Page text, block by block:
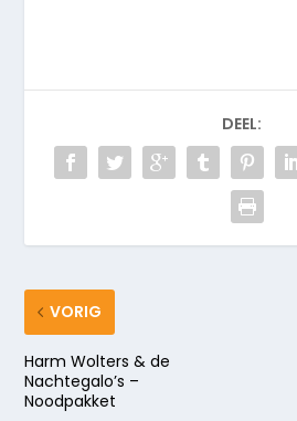
DEEL:
VORIG
Harm Wolters & de
Nachtegalo’s –
Noodpakket